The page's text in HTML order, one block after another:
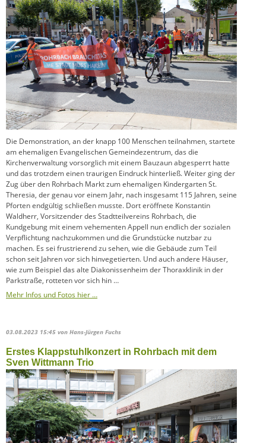
Die Demonstration, an der knapp 100 Menschen teilnahmen, startete
am ehemaligen Evangelischen Gemeindezentrum, das die
Kirchenverwaltung vorsorglich mit einem Bauzaun abgesperrt hatte
und das trotzdem einen traurigen Eindruck hinterließ. Weiter ging der
Zug über den Rohrbach Markt zum ehemaligen Kindergarten St.
Theresia, der genau vor einem Jahr, nach insgesamt 115 Jahren, seine
Pforten endgültig schließen musste. Dort eröffnete Konstantin
Waldherr, Vorsitzender des Stadtteilvereins Rohrbach, die
Kundgebung mit einem vehementen Appell nun endlich der sozialen
Verpflichtung nachzukommen und die Grundstücke nutzbar zu
machen. Es sei frustrierend zu sehen, wie die Gebäude zum Teil
schon seit Jahren vor sich hinvegetierten. Und auch andere Häuser,
wie zum Beispiel das alte Diakonissenheim der Thoraxklinik in der
Parkstraße, rotteten vor sich hin …
Mehr Infos und Fotos hier …
03.08.2023 15:45 von Hans-Jürgen Fuchs
Erstes Klappstuhlkonzert in Rohrbach mit dem
Sven Wittmann Trio